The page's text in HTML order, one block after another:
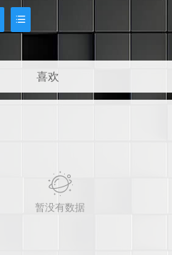
喜欢
暂没有数据